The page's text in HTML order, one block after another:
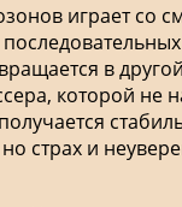
играет со
в
которой не
страх и